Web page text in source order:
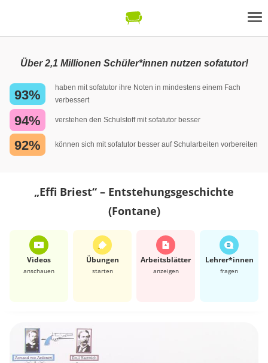
Über 2,1 Millionen Schüler*innen nutzen sofatutor!
93%
haben mit sofatutor ihre Noten in mindestens einem Fach
verbessert
94% verstehen den Schulstoff mit sofatutor besser
92% können sich mit sofatutor besser auf Schularbeiten vorbereiten
„Effi Briest“ – Entstehungsgeschichte
(Fontane)
Videos
anschauen
Übungen
starten
Arbeits­blätter
anzeigen
Lehrer*​innen
fragen